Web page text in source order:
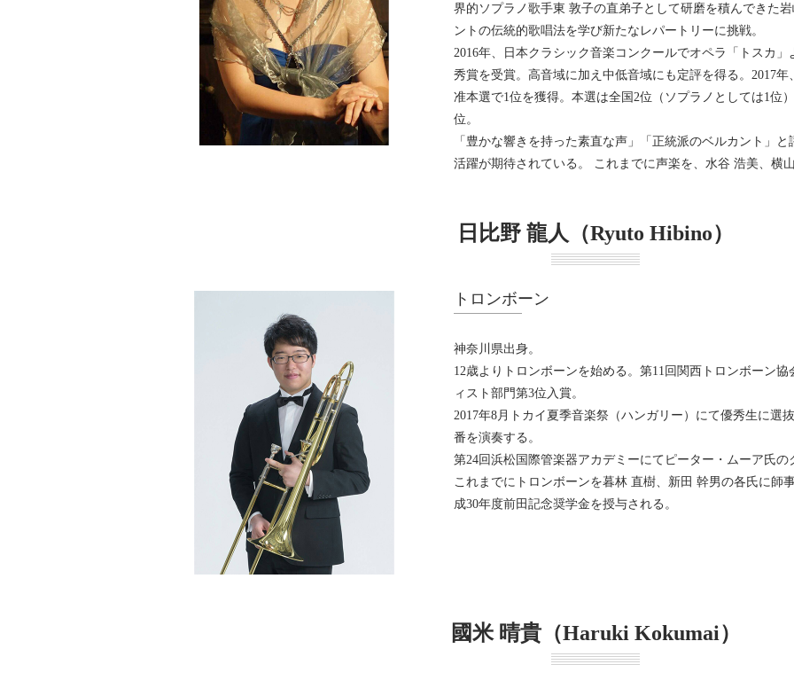
界的ソプラノ歌手東 敦子の直弟子として研磨を積んできた
ントの伝統的歌唱法を学び新たなレパートリーに挑戦。
2016年、日本クラシック音楽コンクールでオペラ「トスカ
秀賞を受賞。高音域に加え中低音域にも定評を得る。2017
准本選で1位を獲得。本選は全国2位（ソプラノとしては1位
位。
「豊かな響きを持った素直な声」「正統派のベルカント」
活躍が期待されている。 これまでに声楽を、水谷 浩美、横
日比野 龍人（Ryuto Hibino）
トロンボーン
神奈川県出身。
12歳よりトロンボーンを始める。第11回関西トロンボーン
ィスト部門第3位入賞。
2017年8月トカイ夏季音楽祭（ハンガリー）にて優秀生に選
番を演奏する。
第24回浜松国際管楽器アカデミーにてピーター・ムーア氏の
これまでにトロンボーンを暮林 直樹、新田 幹男の各氏に師
成30年度前田記念奨学金を授与される。
國米 晴貴（Haruki Kokumai）